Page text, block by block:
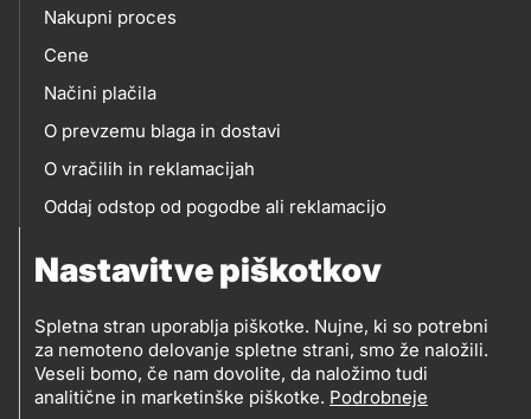
Nastavitve piškotkov
Spletna stran uporablja piškotke. Nujne, ki so potrebni
za nemoteno delovanje spletne strani, smo že naložili.
Veseli bomo, če nam dovolite, da naložimo tudi
analitične in marketinške piškotke. Podrobneje
eshop
Nakupni proces
Cene
Načini plačila
O prevzemu blaga in dostavi
O vračilih in reklamacijah
Oddaj odstop od pogodbe ali reklamacijo
(OEEO)